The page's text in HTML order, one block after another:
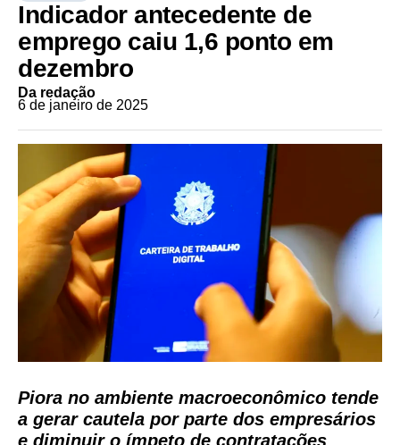
Indicador antecedente de
emprego caiu 1,6 ponto em
dezembro
Da redação
6 de janeiro de 2025
Piora no ambiente macroeconômico tende
a gerar cautela por parte dos empresários
e diminuir o ímpeto de contratações